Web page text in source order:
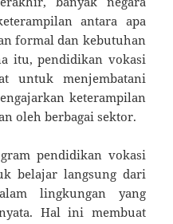
antara apa
formal dan kebutuhan
itu, pendidikan vokasi
untuk menjembatani
keterampilan
oleh berbagai sektor.
pendidikan vokasi
belajar langsung dari
lingkungan yang
Hal ini membuat